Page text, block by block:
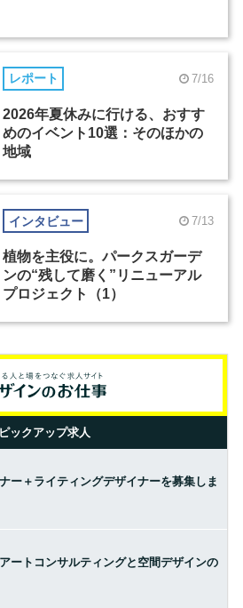
レポート 7/16
2026年夏休みに行ける、おすす
めのイベント10選：そのほかの
地域
インタビュー 7/13
植物を主役に。パークスガーデ
ンの“残して磨く”リニューアル
プロジェクト（1）
ピックアップ求人
ー＋ライティングデザイナーを募集しま
ートコンサルティングと空間デザインの